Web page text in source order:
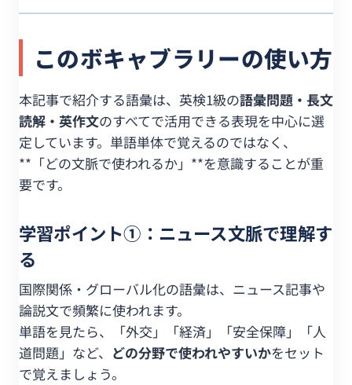
このボキャブラリーの使い方
本記事で紹介する語彙は、英検1級の語彙問題・長文
読解・英作文のすべてで活用できる表現を中心に選
定しています。単語単体で覚えるのではなく、
**「どの文脈で使われるか」**を意識することが重
要です。
学習ポイント①：ニュース文脈で理解す
る
国際関係・グローバル化の語彙は、ニュース記事や
論説文で頻繁に使われます。
単語を見たら、「外交」「経済」「安全保障」「人
道問題」など、 どの分野で使われやすいかをセット
で覚えましょう。